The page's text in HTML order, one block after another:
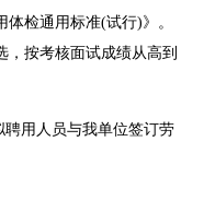
检通用标准(试行)》。
，按考核面试成绩从高到
用人员与我单位签订劳